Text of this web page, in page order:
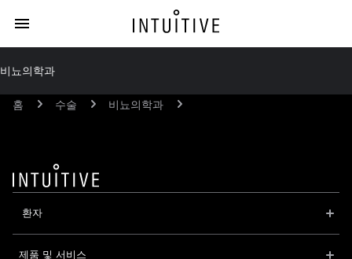
비뇨의학과
홈 수술 비뇨의학과
환자
제품 및 서비스